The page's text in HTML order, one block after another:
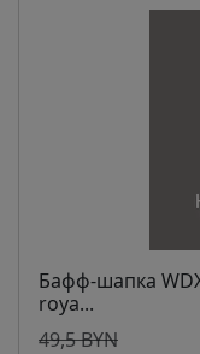
Бафф-шапка
roya...
49,5 BYN